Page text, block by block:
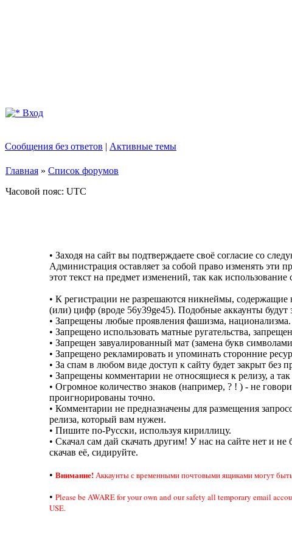
Вход
Сообщения без ответов | Активные темы
Главная » Список форумов
Часовой пояс: UTC
• Заходя на сайт вы подтверждаете своё согласие со
Администрация оставляет за собой право изменять
этот текст на предмет изменений, так как
• К регистрации не разрешаются никнеймы,
(или) цифр (вроде 56y39ge45). Подобные аккаунты будут
• Запрещены любые проявления фашизма, национализма.
• Запрещено использовать матные ругательства,
• Запрещен завуалированный мат (замена букв
• Запрещено рекламировать и упоминать сторонние
• За спам в любом виде доступ к сайту будет закрыт без
• Запрещены комментарии не относящиеся к релизу, а
• Огромное количество знаков (например, ? ! ) - не
проигнорированы точно.
• Комментарии не предназначены для размещения
релиза, который вам нужен.
• Пишите по-Русски, используя кириллицу.
• Скачал сам дай скачать другим! У нас на сайте нет и не
скачав её, сидируйте.
• Внимание!Аккаунты с временными почтовыми ящиками могут
• Please be AWARE for your own and our safety all temporary email
USE.